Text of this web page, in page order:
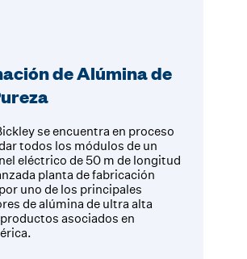
de Alúmina de
se encuentra en proceso
todos los módulos de un
eléctrico de 50 m de longitud
planta de fabricación
uno de los principales
de alúmina de ultra alta
asociados en